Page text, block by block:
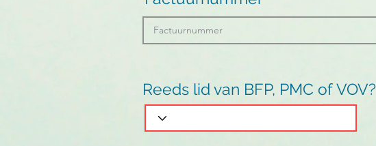
Reeds lid van BFP, PMC of VOV?